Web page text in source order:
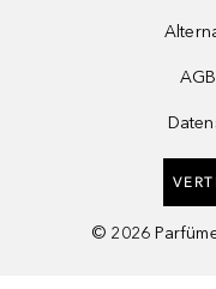
© 2026